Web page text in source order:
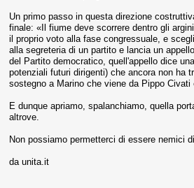
Un primo passo in questa direzione
finale: «Il fiume deve scorrere dentro gli
il proprio voto alla fase congressuale, e
alla segreteria di un partito e lancia un
del Partito democratico, quell'appello dice
potenziali futuri dirigenti) che ancora non ha
sostegno a Marino che viene da Pippo
E dunque apriamo, spalanchiamo, quella
altrove.
Non possiamo permetterci di essere nemici
da unita.it